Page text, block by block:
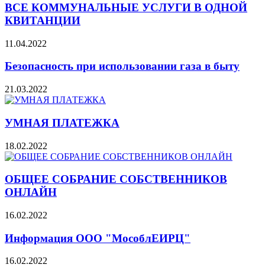
ВСЕ КОММУНАЛЬНЫЕ УСЛУГИ В ОДНОЙ
КВИТАНЦИИ
11.04.2022
Безопасность при использовании газа в быту
21.03.2022
УМНАЯ ПЛАТЕЖКА
18.02.2022
ОБЩЕЕ СОБРАНИЕ СОБСТВЕННИКОВ
ОНЛАЙН
16.02.2022
Информация ООО "МособлЕИРЦ"
16.02.2022